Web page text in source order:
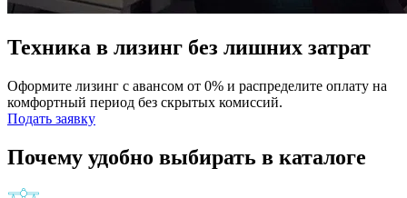
Техника в лизинг без лишних затрат
Оформите лизинг с авансом от 0% и распределите оплату на
комфортный период без скрытых комиссий.
Подать заявку
Почему удобно выбирать в каталоге